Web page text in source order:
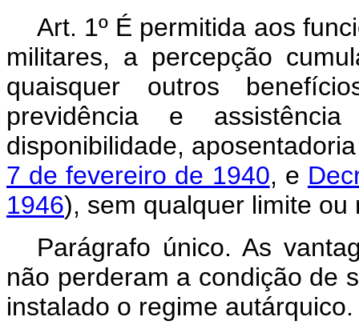
Art. 1º É permitida aos
militares, a percepção
quaisquer outros
previdência e
disponibilidade,
7 de fevereiro de 1940, e
1946), sem qualquer limite ou
Parágrafo único. As
não perderam a condição de
instalado o regime autárquico.